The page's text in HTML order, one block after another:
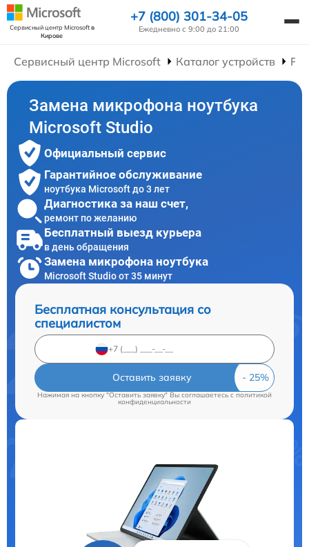
Сервисный центр Microsoftв
Кирове
+7 (800) 301-34-05
Ежедневно с 9:00 до 21:00
Сервисный центр Microsoft Каталог устройств
Замена микрофона ноутбука
Microsoft Studio
Официальный сервис
Гарантийное обслуживание
ноутбука Microsoft до 3 лет
Диагностика за наш счет,
ремонт по желанию
Бесплатный выезд курьера
в день обращения
Замена микрофона ноутбука
Microsoft Studio от 35 минут
Бесплатная консультация со
специалистом
Оставить заявку
Нажимая на кнопку "Оставить заявку" Вы соглашаетесь cполитикой
конфиденциальности